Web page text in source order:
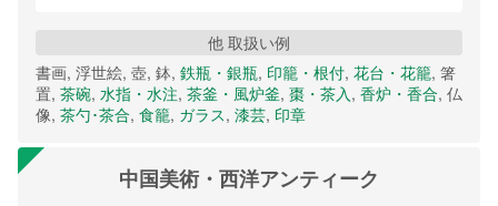
他 取扱い例
書画, 浮世絵, 壺, 鉢, 鉄瓶・銀瓶, 印籠・根付, 花台・花籠, 箸
置, 茶碗, 水指・水注, 茶釜・風炉釜, 棗・茶入, 香炉・香合, 仏
像, 茶勺･茶合, 食籠, ガラス, 漆芸, 印章
中国美術・西洋アンティーク